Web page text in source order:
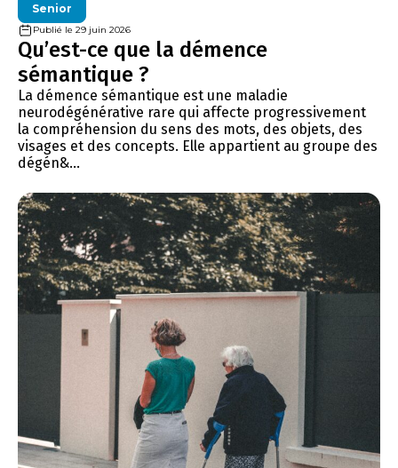
Senior
Publié le 29 juin 2026
Qu’est-ce que la démence
sémantique ?
La démence sémantique est une maladie
neurodégénérative rare qui affecte progressivement
la compréhension du sens des mots, des objets, des
visages et des concepts. Elle appartient au groupe des
dégén&...